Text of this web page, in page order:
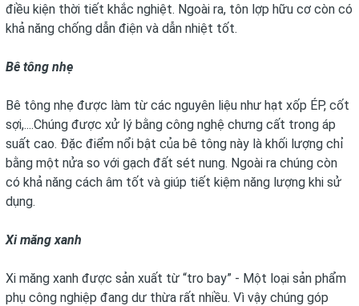
điều kiện thời tiết khắc nghiệt. Ngoài ra, tôn lợp hữu cơ còn có
khả năng chống dẫn điện và dẫn nhiệt tốt.
Bê tông nhẹ
Bê tông nhẹ được làm từ các nguyên liệu như hạt xốp ÉP, cốt
sợi,....Chúng được xử lý bằng công nghệ chưng cất trong áp
suất cao. Đặc điểm nổi bật của bê tông này là khối lượng chỉ
bằng một nửa so với gạch đất sét nung. Ngoài ra chúng còn
có khả năng cách âm tốt và giúp tiết kiệm năng lượng khi sử
dụng.
Xi măng xanh
Xi măng xanh được sản xuất từ “tro bay” - Một loại sản phẩm
phụ công nghiệp đang dư thừa rất nhiều. Vì vậy chúng góp